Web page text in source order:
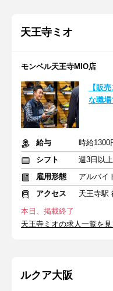
天王寺ミオ
モンベル天王寺MIO店
【販
な職
給与
時給1300
シフト
雇用形態
アルバイ
アクセス
天王寺駅
本日、掲載終了
天王寺ミオの求人一覧を見
ルクア大阪